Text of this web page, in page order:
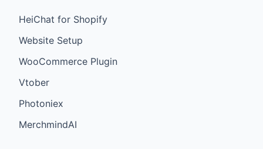
HeiChat for Shopify
Website Setup
WooCommerce Plugin
Vtober
Photoniex
MerchmindAI